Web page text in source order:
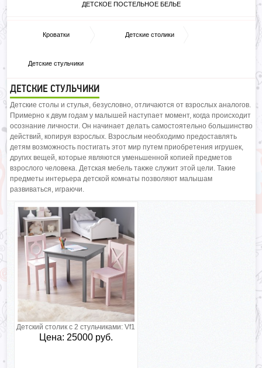
ДЕТСКОЕ ПОСТЕЛЬНОЕ БЕЛЬЕ
Кроватки Детские столики
Детские стульчики
ДЕТСКИЕ СТУЛЬЧИКИ
Детские столы и стулья, безусловно, отличаются от взрослых аналогов.
Примерно к двум годам у малышей наступает момент, когда происходит
осознание личности. Он начинает делать самостоятельно большинство
действий, копируя взрослых. Взрослым необходимо предоставлять
детям возможность постигать этот мир путем приобретения игрушек,
других вещей, которые являются уменьшенной копией предметов
взрослого человека. Детская мебель также служит этой цели. Такие
предметы интерьера детской комнаты позволяют малышам
развиваться, играючи.
Детский столик с 2 стульчиками: Vf1
Цена: 25000 руб.